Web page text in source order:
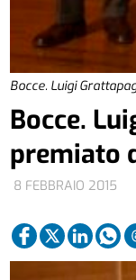
Bocce. Luigi
8 FEBBRAIO 2015
Bocce.
premiato